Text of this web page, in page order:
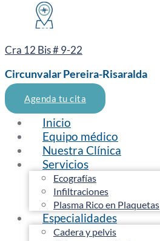
Cra 12 Bis # 9-22
Circunvalar Pereira-Risaralda
Agenda tu cita
Inicio
Equipo médico
Nuestra Clínica
Servicios
Ecografías
Infiltraciones
Plasma Rico en Plaquetas
Especialidades
Cadera y pelvis